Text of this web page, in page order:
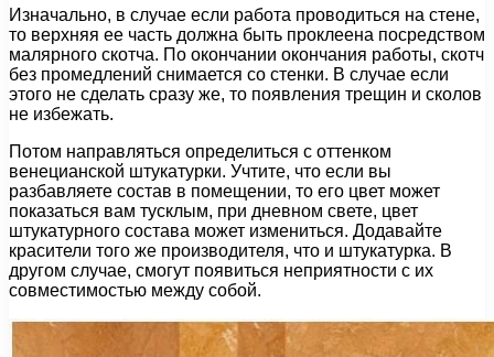
Изначально, в случае если работа проводиться на стене,
то верхняя ее часть должна быть проклеена посредством
малярного скотча. По окончании окончания работы, скотч
без промедлений снимается со стенки. В случае если
этого не сделать сразу же, то появления трещин и сколов
не избежать.
Потом направляться определиться с оттенком
венецианской штукатурки. Учтите, что если вы
разбавляете состав в помещении, то его цвет может
показаться вам тусклым, при дневном свете, цвет
штукатурного состава может измениться. Додавайте
красители того же производителя, что и штукатурка. В
другом случае, смогут появиться неприятности с их
совместимостью между собой.